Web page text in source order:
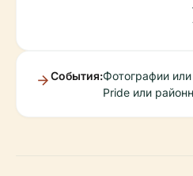
События:Фотографии
Pride или